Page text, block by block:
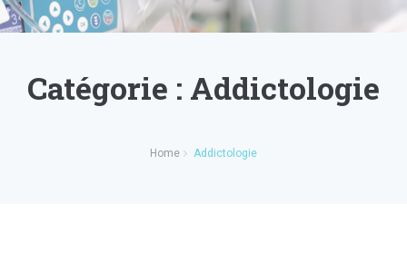
Catégorie : Addictologie
Home Addictologie